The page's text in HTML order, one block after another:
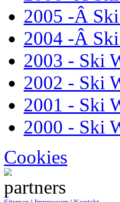
2005 -Â
2004 -Â
2003 - Ski
2002 - Ski
2001 - Ski
2000 - Ski
Cookies